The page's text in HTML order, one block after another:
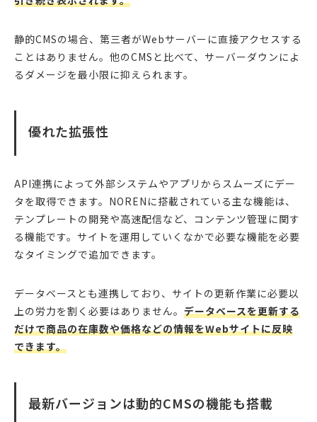
静的CMSの場合、第三者がWebサーバーに直接アクセスする
ことはありません。他のCMSと比べて、サーバーダウンによ
るダメージを最小限に抑えられます。
優れた拡張性
API連携によって外部システムやアプリからスムーズにデー
タを取得できます。NORENに搭載されている主な機能は、
テンプレートの開発や高速配信など、コンテンツ管理に関す
る機能です。サイトを運用していくなかで必要な機能を必要
なタイミングで追加できます。
データベースとも連携しており、サイトの更新作業に必要以
上の労力を割く必要はありません。 データベースを更新する
だけで商品の在庫数や価格などの情報をWebサイトに反映
できます。
最新バージョンは動的CMSの機能も搭載